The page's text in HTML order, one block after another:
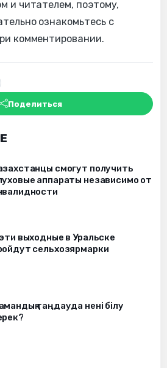
и читателем, поэтому,
ознакомьтесь с
комментировании.
Поделиться
смогут получить
аппараты независимо от
выходные в Уральске
сельхозярмарки
таңдауда нені білу